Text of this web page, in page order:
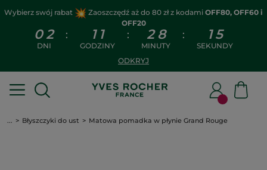
Wybierz swój rabat Zaoszczędź aż do 80 zł z kodami OFF80, OFF60 i
OFF20
0 2
DNI
: 1 1
GODZINY
: 2 8
MINUTY
: 1 4
SEKUNDY
ODKRYJ
... Błyszczyki do ust Matowa pomadka w płynie Grand Rouge